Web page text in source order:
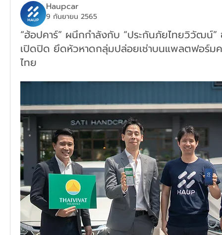
Haupcar
9 กันยายน 2565
“ฮ้อปคาร์” ผนึกกำลังกับ “ประกันภัยไทยวิวัฒน์”
เปิดปิด ยึดหัวหาดกลุ่มปล่อยเช่าบนแพลตฟอร์มค
ไทย